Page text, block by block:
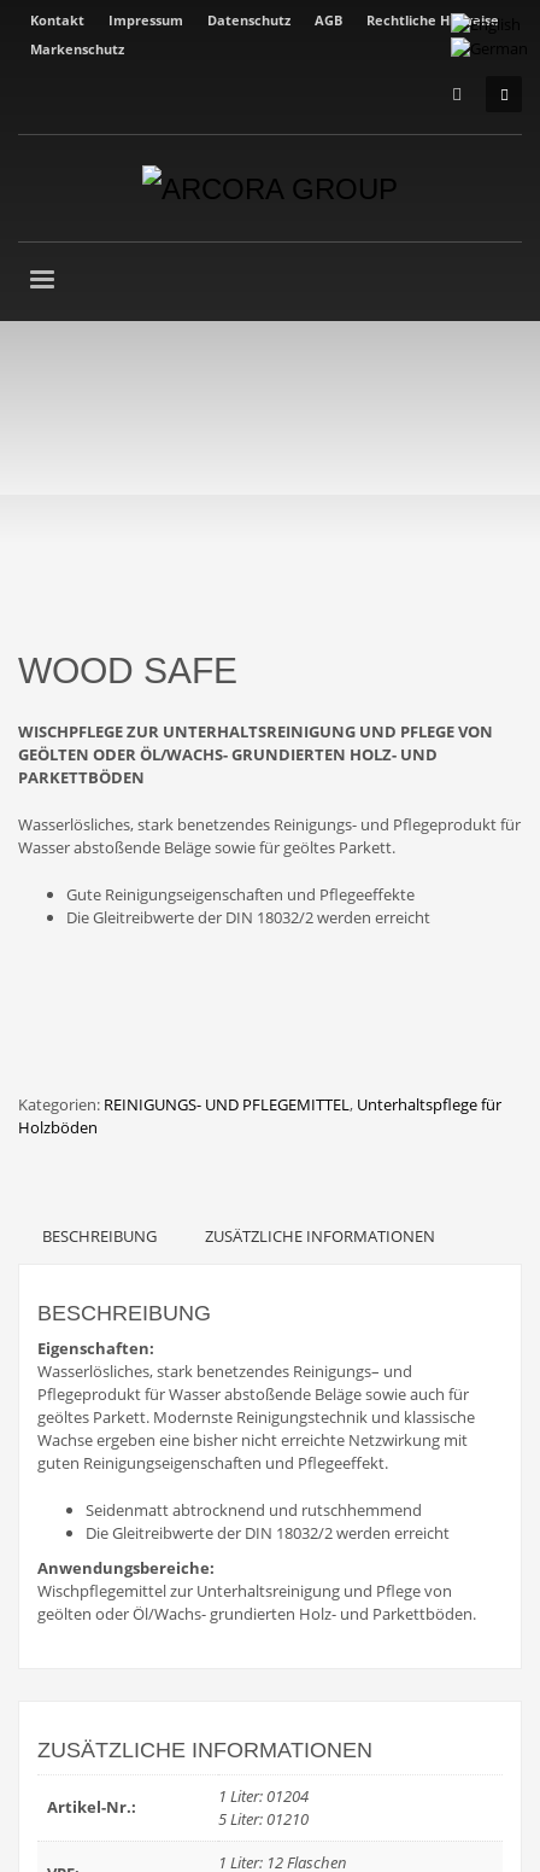
Kontakt Impressum Datenschutz AGB
Rechtliche Hinweise
Markenschutz
WOOD SAFE
WISCHPFLEGE ZUR UNTERHALTSREINIGUNG UND PFLEGE VON
GEÖLTEN ODER ÖL/WACHS- GRUNDIERTEN HOLZ- UND
PARKETTBÖDEN
Wasserlösliches, stark benetzendes Reinigungs- und Pflegeprodukt für
Wasser abstoßende Beläge sowie für geöltes Parkett.
Gute Reinigungseigenschaften und Pflegeeffekte
Die Gleitreibwerte der DIN 18032/2 werden erreicht
Kategorien: REINIGUNGS- UND PFLEGEMITTEL, Unterhaltspflege für
Holzböden
BESCHREIBUNG ZUSÄTZLICHE INFORMATIONEN
BESCHREIBUNG
Eigenschaften:
Wasserlösliches, stark benetzendes Reinigungs– und
Pflegeprodukt für Wasser abstoßende Beläge sowie auch für
geöltes Parkett. Modernste Reinigungstechnik und klassische
Wachse ergeben eine bisher nicht erreichte Netzwirkung mit
guten Reinigungseigenschaften und Pflegeeffekt.
Seidenmatt abtrocknend und rutschhemmend
Die Gleitreibwerte der DIN 18032/2 werden erreicht
Anwendungsbereiche:
Wischpflegemittel zur Unterhaltsreinigung und Pflege von
geölten oder Öl/Wachs- grundierten Holz- und Parkettböden.
ZUSÄTZLICHE INFORMATIONEN
Artikel-Nr.:
1 Liter: 01204
5 Liter: 01210
1 Liter: 12 Flaschen